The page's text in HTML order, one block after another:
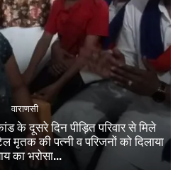
वाराणसी
के दूसरे दिन पीड़ित परिवार से मिले
मृतक की पत्नी व परिजनों को दिलाया
का भरोसा...